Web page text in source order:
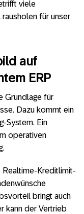
viele
für unser
auf
ERP
Grundlage für
Dazu kommt ein
System. Ein
operativen
Realtime-Kreditlimit-
bringt auch
kann der Vertrieb